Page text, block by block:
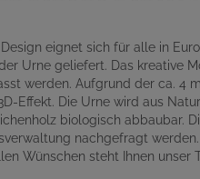
eignet sich für alle in
Urne geliefert. Das kreative
werden. Aufgrund der ca. 4
Effekt. Die Urne wird aus
biologisch abbaubar.
nachgefragt
Wünschen steht Ihnen unser